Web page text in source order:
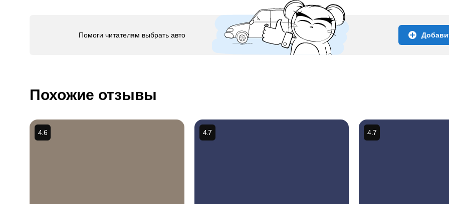
Помоги читателям выбрать авто
Похожие отзывы
4.6 4.7 4.7